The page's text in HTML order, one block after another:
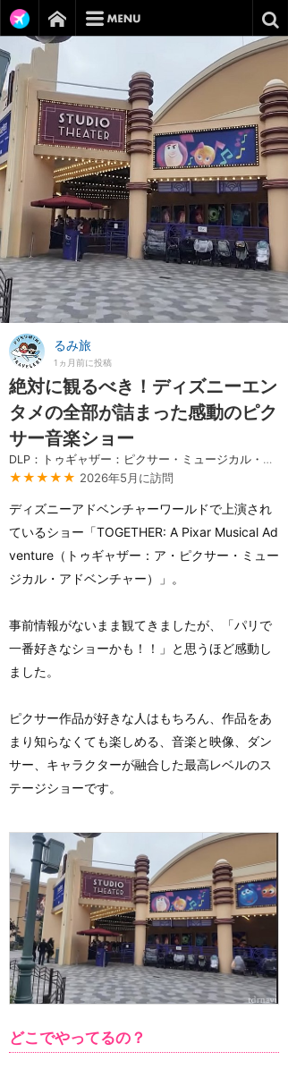
るみ旅
1ヵ月前に投稿
絶対に観るべき！ディズニーエン
タメの全部が詰まった感動のピク
サー音楽ショー
DLP：トゥギャザー：ピクサー・ミュージカル・アドベンチャー
★★★★★ 2026年5月に訪問
ディズニーアドベンチャーワールドで上演され
ているショー「TOGETHER: A Pixar Musical Ad
venture（トゥギャザー：ア・ピクサー・ミュー
ジカル・アドベンチャー）」。
事前情報がないまま観てきましたが、「パリで
一番好きなショーかも！！」と思うほど感動し
ました。
ピクサー作品が好きな人はもちろん、作品をあ
まり知らなくても楽しめる、音楽と映像、ダン
サー、キャラクターが融合した最高レベルのス
テージショーです。
どこでやってるの？